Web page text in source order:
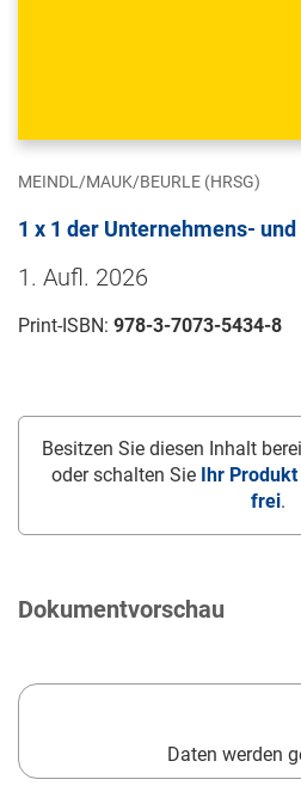
MEINDL/MAUK/BEURLE (HRSG)
1 x 1 der Unternehmens-
1. Aufl. 2026
Print-ISBN: 978-3-7073-5434-8
Besitzen Sie diesen Inhalt
oder schalten Sie Ihr
frei.
Dokumentvorschau
Daten werden